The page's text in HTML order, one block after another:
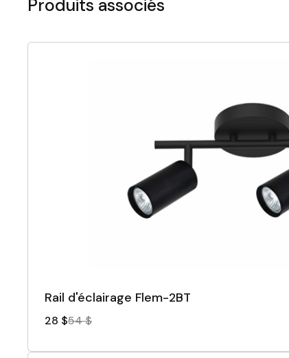
Produits associés
Rail d'éclairage Flem-2BT
28 $54 $